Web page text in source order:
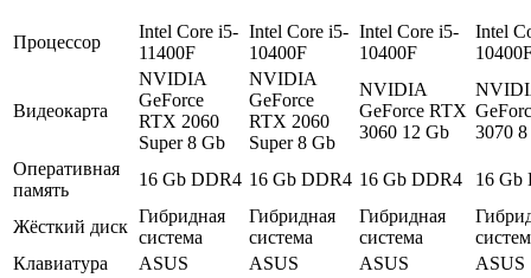
Процессор
Intel Core i5-
11400F
Intel Core i5-
10400F
Intel Core i5-
10400F
Intel
Видеокарта
NVIDIA
GeForce
RTX 2060
Super 8 Gb
NVIDIA
GeForce
RTX 2060
Super 8 Gb
NVIDIA
GeForce RTX
3060 12 Gb
3070
Оперативная
память
16 Gb DDR4 16 Gb DDR4 16 Gb DDR4 16 Gb
Жёсткий диск
Гибридная
система
Гибридная
система
Гибридная
система
Клавиатура
ASUS ASUS ASUS
ASUS